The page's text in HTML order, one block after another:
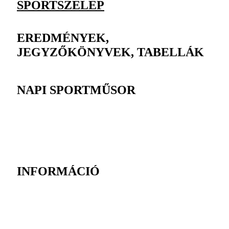
SPORTSZELEP
EREDMÉNYEK,
JEGYZŐKÖNYVEK, TABELLÁK
NAPI SPORTMŰSOR
INFORMÁCIÓ